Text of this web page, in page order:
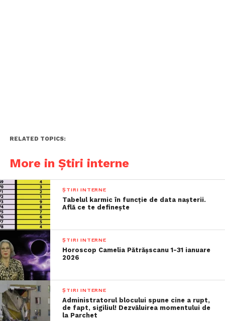
RELATED TOPICS:
More in Știri interne
ȘTIRI INTERNE
Tabelul karmic în funcție de data nașterii.
Află ce te definește
ȘTIRI INTERNE
Horoscop Camelia Pătrășscanu 1-31 ianuare
2026
ȘTIRI INTERNE
Administratorul blocului spune cine a rupt,
de fapt, sigiliul! Dezvăluirea momentului de
la Parchet